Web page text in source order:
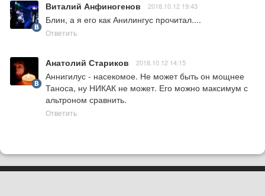
Виталий Анфиногенов 2018.10.12 19:43
Блин, а я его как Анилингус прочитал....
Ответить
Анатолий Стариков 2018.10.12 14:15
Аннигилус - насекомое. Не может быть он мощнее
Таноса, ну НИКАК не может. Его можно максимум с
альтроном сравнить.
Ответить